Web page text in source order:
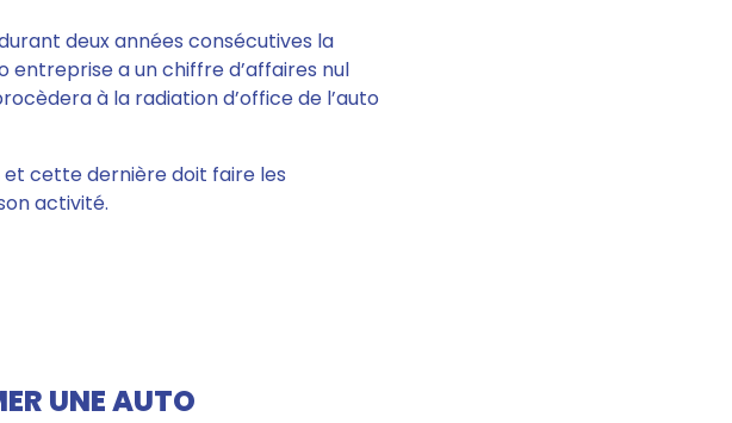
deux années consécutives la
entreprise a un chiffre d’affaires nul
à la radiation d’office de l’auto
et cette dernière doit faire les
activité.
UNE AUTO